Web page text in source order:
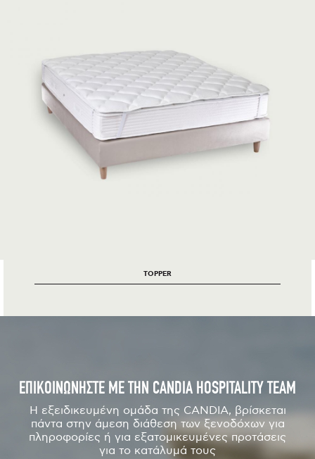
TOPPER
ΕΠΙΚΟΙΝΩΝΗΣΤΕ ΜΕ ΤΗΝ CANDIA HOSPITALITY TEAM
Η εξειδικευμένη ομάδα της CANDIA, βρίσκεται
πάντα στην άμεση διάθεση των ξενοδόχων για
πληροφορίες ή για εξατομικευμένες προτάσεις
για το κατάλυμά τους